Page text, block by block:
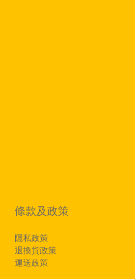
條款及政策
隱私政策
退換貨政策
運送政策